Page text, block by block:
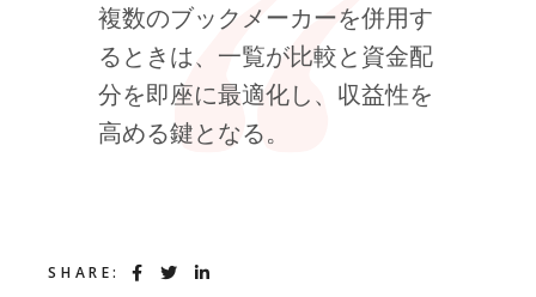
複数のブックメーカーを併用す
るときは、一覧が比較と資金配
分を即座に最適化し、収益性を
高める鍵となる。
SHARE: